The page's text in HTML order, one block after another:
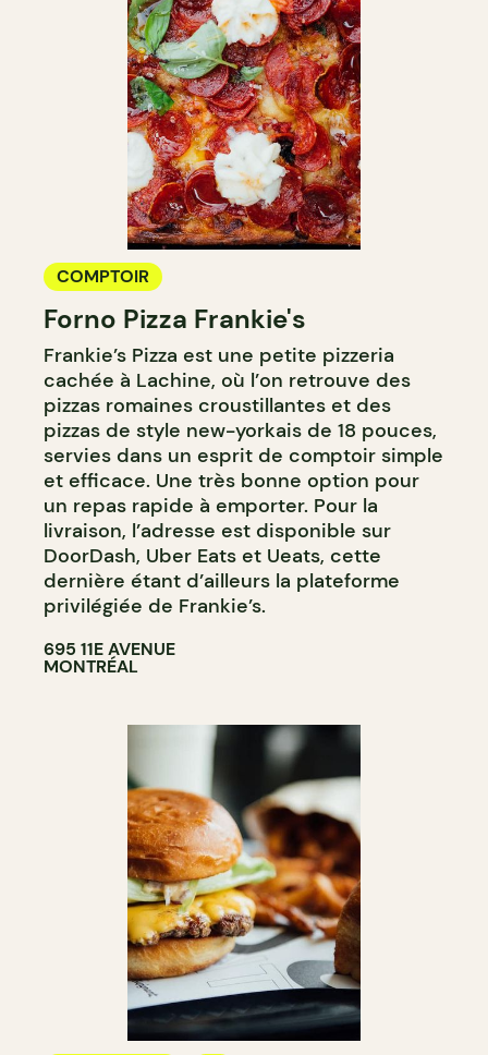
COMPTOIR
Forno Pizza Frankie's
Frankie’s Pizza est une petite pizzeria
cachée à Lachine, où l’on retrouve des
pizzas romaines croustillantes et des
pizzas de style new-yorkais de 18 pouces,
servies dans un esprit de comptoir simple
et efficace. Une très bonne option pour
un repas rapide à emporter. Pour la
livraison, l’adresse est disponible sur
DoorDash, Uber Eats et Ueats, cette
dernière étant d’ailleurs la plateforme
privilégiée de Frankie’s.
695 11E AVENUE
MONTRÉAL